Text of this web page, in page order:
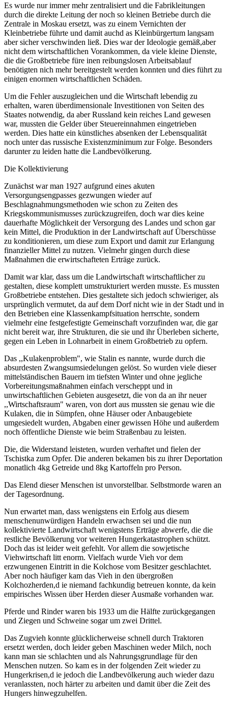
Es wurde nur immer mehr zentralisiert und die Fabrikleitungen
durch die direkte Leitung der noch so kleinen Betriebe durch die
Zentrale in Moskau ersetzt, was zu einem Vernichten der
Kleinbetriebe führte und damit auchd as Kleinbürgertum langsam
aber sicher verschwinden ließ. Dies war der Ideologie gemäß,aber
nicht dem wirtschaftlichen Vorankommen, da viele kleine Dienste,
die die Großbetriebe füre inen reibungslosen Arbeitsablauf
benötigten nich mehr bereitgestelt werden konnten und dies führt zu
einigen enormen wirtschaftlichen Schäden.
Um die Fehler auszugleichen und die Wirtschaft lebendig zu
erhalten, waren überdimensionale Investitionen von Seiten des
Staates notwendig, da aber Russland kein reiches Land gewesen
war, mussten die Gelder über Steuereinnahmen eingetrieben
werden. Dies hatte ein künstliches absenken der Lebensqualität
noch unter das russische Existenzminimum zur Folge. Besonders
darunter zu leiden hatte die Landbevölkerung.
Die Kollektivierung
Zunächst war man 1927 aufgrund eines akuten
Versorgungsengpasses gezwungen wieder auf
Beschlagnahmungsmethoden wie schon zu Zeiten des
Kriegskommunismusses zurückzugreifen, doch war dies keine
dauerhafte Möglichkeit der Versorgung des Landes und schon gar
kein Mittel, die Produktion in der Landwirtschaft auf Überschüsse
zu konditionieren, um diese zum Export und damit zur Erlangung
finanzieller Mittel zu nutzen. Vielmehr gingen durch diese
Maßnahmen die erwirtschafteten Erträge zurück.
Damit war klar, dass um die Landwirtschaft wirtschaftlicher zu
gestalten, diese komplett umstrukturiert werden musste. Es mussten
Großbetriebe entstehen. Dies gestaltete sich jedoch schwieriger, als
ursprünglich vermutet, da auf dem Dorf nicht wie in der Stadt und in
den Betrieben eine Klassenkampfsituation herrschte, sondern
vielmehr eine festgefestigte Gemeinschaft vorzufinden war, die gar
nicht bereit war, ihre Strukturen, die sie und ihr Überleben sicherte,
gegen ein Leben in Lohnarbeit in einem Großbetrieb zu opfern.
Das ,,Kulakenproblem", wie Stalin es nannte, wurde durch die
absurdesten Zwangsumsiedelungen gelöst. So wurden viele dieser
mittelständischen Bauern im tiefsten Winter und ohne jegliche
Vorbereitungsmaßnahmen einfach verscheppt und in
unwirtschaftlichen Gebieten ausgesetzt, die von da an ihr neuer
,,Wirtschaftsraum" waren, von dort aus mussten sie genau wie die
Kulaken, die in Sümpfen, ohne Häuser oder Anbaugebiete
umgesiedelt wurden, Abgaben einer gewissen Höhe und außerdem
noch öffentliche Dienste wie beim Straßenbau zu leisten.
Die, die Widerstand leisteten, wurden verhaftet und fielen der
Tschistka zum Opfer. Die anderen bekamen bis zu ihrer Deportation
monatlich 4kg Getreide und 8kg Kartoffeln pro Person.
Das Elend dieser Menschen ist unvorstellbar. Selbstmorde waren an
der Tagesordnung.
Nun erwartet man, dass wenigstens ein Erfolg aus diesem
menschenunwürdigen Handeln erwachsen sei und die nun
kollektivierte Landwirtschaft wenigstens Erträge abwerfe, die die
restliche Bevölkerung vor weiteren Hungerkatastrophen schützt.
Doch das ist leider weit gefehlt. Vor allem die sowjetische
Viehwirtschaft litt enorm. Vielfach wurde Vieh vor dem
erzwungenen Eintritt in die Kolchose vom Besitzer geschlachtet.
Aber noch häufiger kam das Vieh in den übergroßen
Kolchozherden,d ie niemand fachkundig betreuen konnte, da kein
empirisches Wissen über Herden dieser Ausmaße vorhanden war.
Pferde und Rinder waren bis 1933 um die Hälfte zurückgegangen
und Ziegen und Schweine sogar um zwei Drittel.
Das Zugvieh konnte glücklicherweise schnell durch Traktoren
ersetzt werden, doch leider geben Maschinen weder Milch, noch
kann man sie schlachten und als Nahrungsgrundlage für den
Menschen nutzen. So kam es in der folgenden Zeit wieder zu
Hungerkrisen,d ie jedoch die Landbevölkerung auch wieder dazu
veranlassten, noch härter zu arbeiten und damit über die Zeit des
Hungers hinwegzuhelfen.